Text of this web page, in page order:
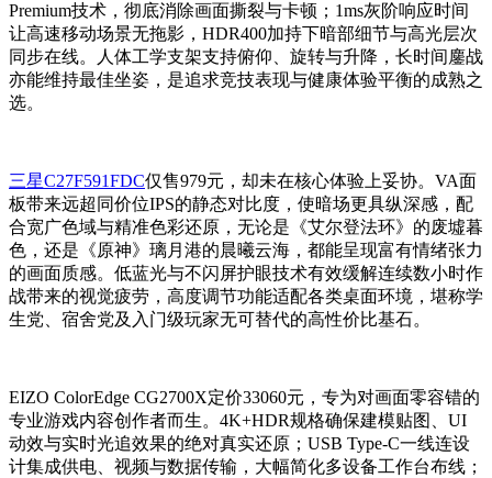
Premium技术，彻底消除画面撕裂与卡顿；1ms灰阶响应时间
让高速移动场景无拖影，HDR400加持下暗部细节与高光层次
同步在线。人体工学支架支持俯仰、旋转与升降，长时间鏖战
亦能维持最佳坐姿，是追求竞技表现与健康体验平衡的成熟之
选。
三星C27F591FDC仅售979元，却未在核心体验上妥协。VA面
板带来远超同价位IPS的静态对比度，使暗场更具纵深感，配
合宽广色域与精准色彩还原，无论是《艾尔登法环》的废墟暮
色，还是《原神》璃月港的晨曦云海，都能呈现富有情绪张力
的画面质感。低蓝光与不闪屏护眼技术有效缓解连续数小时作
战带来的视觉疲劳，高度调节功能适配各类桌面环境，堪称学
生党、宿舍党及入门级玩家无可替代的高性价比基石。
EIZO ColorEdge CG2700X定价33060元，专为对画面零容错的
专业游戏内容创作者而生。4K+HDR规格确保建模贴图、UI
动效与实时光追效果的绝对真实还原；USB Type-C一线连设
计集成供电、视频与数据传输，大幅简化多设备工作台布线；